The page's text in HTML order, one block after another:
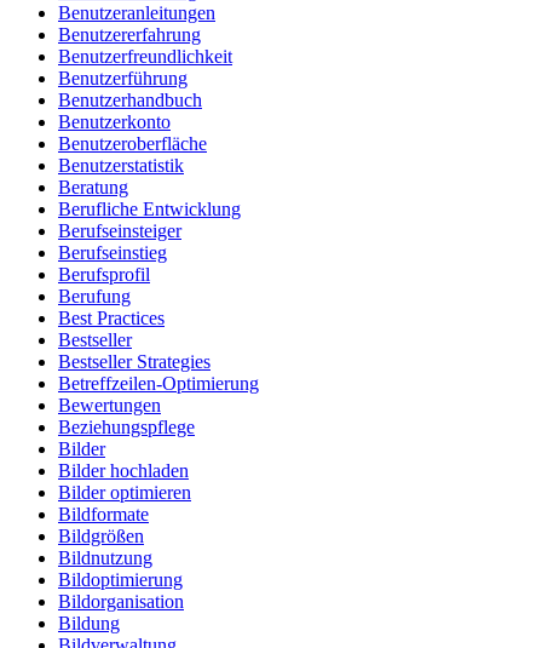
Benutzeranleitungen
Benutzererfahrung
Benutzerfreundlichkeit
Benutzerführung
Benutzerhandbuch
Benutzerkonto
Benutzeroberfläche
Benutzerstatistik
Beratung
Berufliche Entwicklung
Berufseinsteiger
Berufseinstieg
Berufsprofil
Berufung
Best Practices
Bestseller
Bestseller Strategies
Betreffzeilen-Optimierung
Bewertungen
Beziehungspflege
Bilder
Bilder hochladen
Bilder optimieren
Bildformate
Bildgrößen
Bildnutzung
Bildoptimierung
Bildorganisation
Bildung